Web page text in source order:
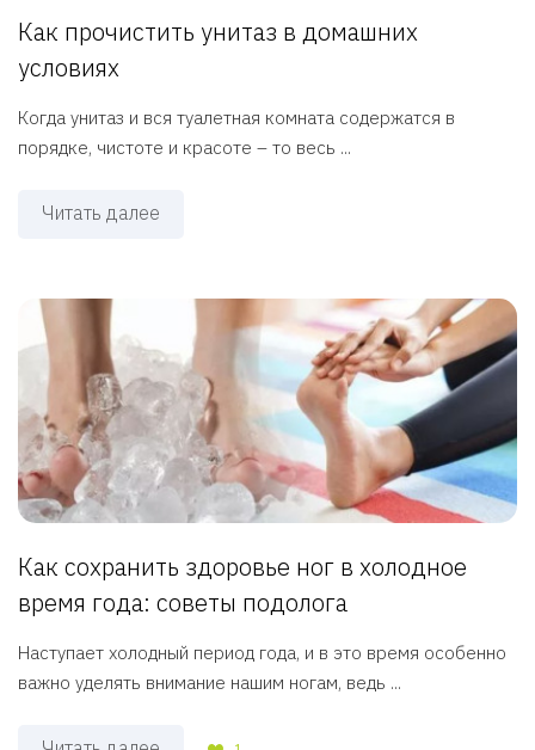
Как прочистить унитаз в домашних
условиях
Когда унитаз и вся туалетная комната содержатся в
порядке, чистоте и красоте – то весь ...
Читать далее
Как сохранить здоровье ног в холодное
время года: советы подолога
Наступает холодный период года, и в это время особенно
важно уделять внимание нашим ногам, ведь ...